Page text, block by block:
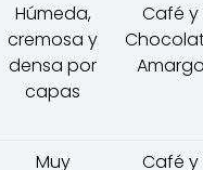
Húmeda,
cremosa y
densa por
capas
Café y
Muy
Café y